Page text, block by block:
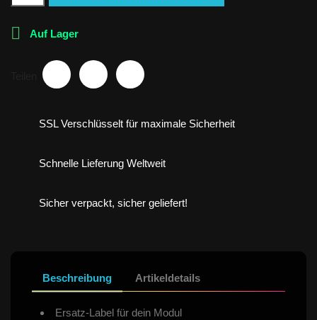
 Auf Lager
SSL Verschlüsselt für maximale Sicherheit
Schnelle Lieferung Weltweit
Sicher verpackt, sicher geliefert!
Beschreibung Artikeldetails
Ersatz-Label für dein Modul